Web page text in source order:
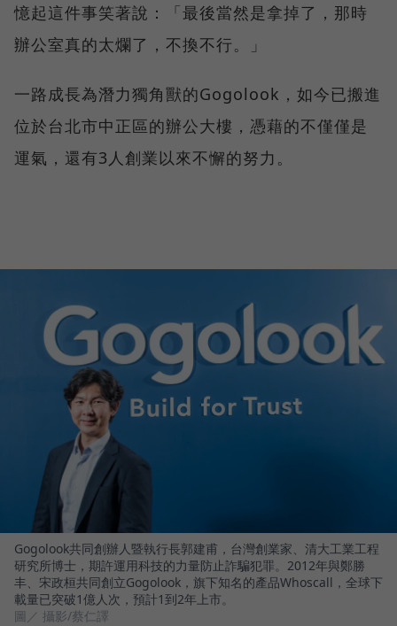
憶起這件事笑著說：「最後當然是拿掉了，那時
辦公室真的太爛了，不換不行。」
一路成長為潛力獨角獸的Gogolook，如今已搬進
位於台北市中正區的辦公大樓，憑藉的不僅僅是
運氣，還有3人創業以來不懈的努力。
Gogolook共同創辦人暨執行長郭建甫，台灣創業家、清大工業工程
研究所博士，期許運用科技的力量防止詐騙犯罪。2012年與鄭勝
丰、宋政桓共同創立Gogolook，旗下知名的產品Whoscall，全球下
載量已突破1億人次，預計1到2年上市。
圖／ 攝影/蔡仁譯